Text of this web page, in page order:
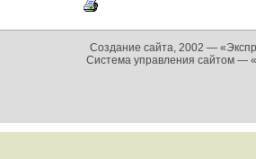
Создание сайта, 2002 —
Система управления сайтом —